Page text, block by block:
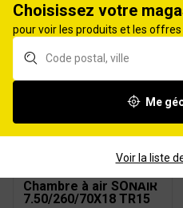
Chambre à air SONAIR
11/4.00X5 TR87
Chambre à air SONAIR
Chambre à air SONAIR
7.50/260/70X18 TR15
Choisissez votre
pour voir les produits et les
Me
Voir la liste